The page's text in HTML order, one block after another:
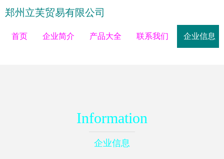
郑州立芙贸易有限公司
首页 企业简介 产品大全 联系我们 企业信息
Information
企业信息